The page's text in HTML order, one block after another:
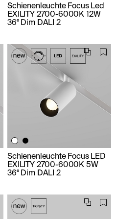
Schienenleuchte Focus Led
EXILITY 2700-6000K 12W
36° Dim DALI 2
Schienenleuchte Focus LED
EXILITY 2700-6000K 5W
36° Dim DALI 2